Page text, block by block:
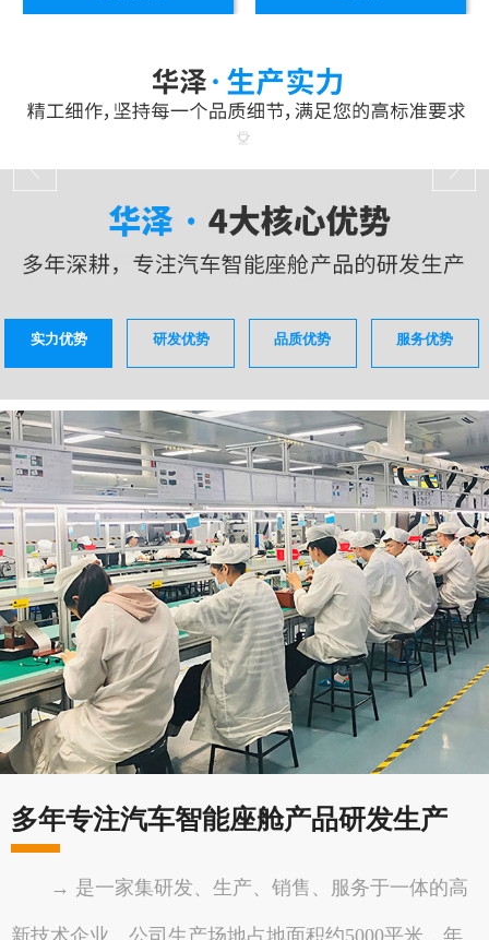
实力优势 研发优势 品质优势 服务优势
多年专注汽车智能座舱产品研发生产
→ 是一家集研发、生产、销售、服务于一体的高